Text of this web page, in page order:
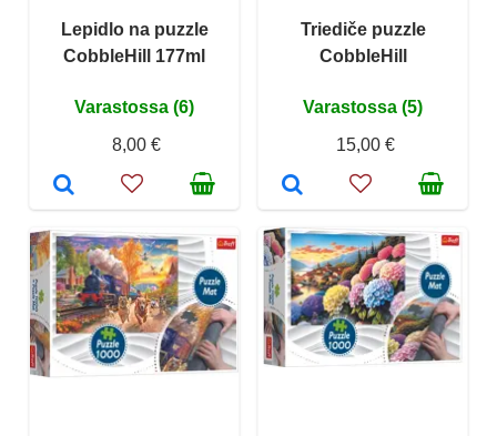
Lepidlo na puzzle
CobbleHill 177ml
Varastossa (6)
8,00 €
Triediče puzzle
CobbleHill
Varastossa (5)
15,00 €